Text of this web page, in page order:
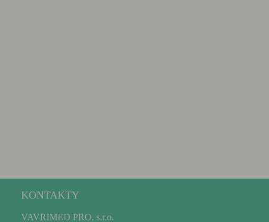
KONTAKTY
VAVRIMED PRO, s.r.o.